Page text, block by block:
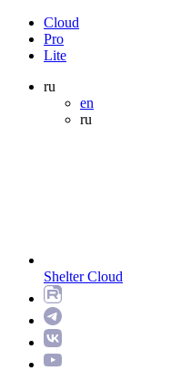
Cloud
Pro
Lite
ru
en
ru
Shelter Cloud